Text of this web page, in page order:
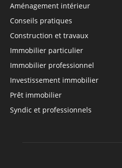
Aménagement intérieur
Conseils pratiques
Construction et travaux
Immobilier particulier
Immobilier professionnel
Investissement immobilier
Prêt immobilier
Syndic et professionnels